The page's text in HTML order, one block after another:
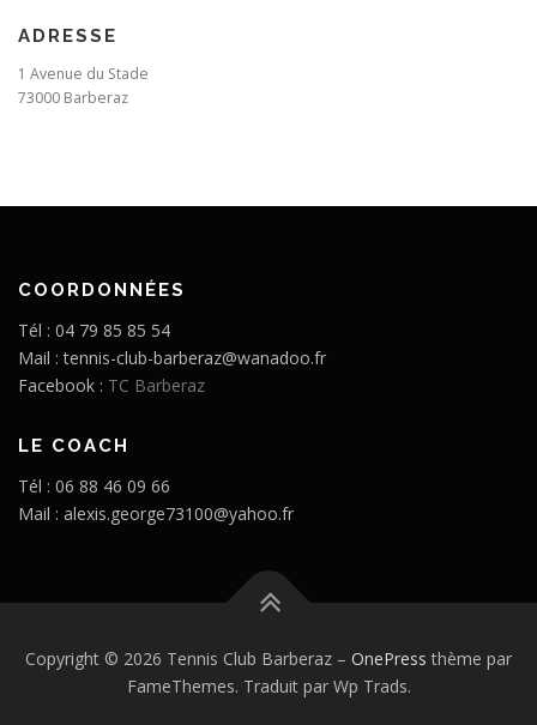
ADRESSE
1 Avenue du Stade
73000 Barberaz
COORDONNÉES
Tél : 04 79 85 85 54
Mail : tennis-club-barberaz@wanadoo.fr
Facebook : TC Barberaz
LE COACH
Tél : 06 88 46 09 66
Mail : alexis.george73100@yahoo.fr
Copyright © 2026 Tennis Club Barberaz – OnePress thème par
FameThemes. Traduit par Wp Trads.